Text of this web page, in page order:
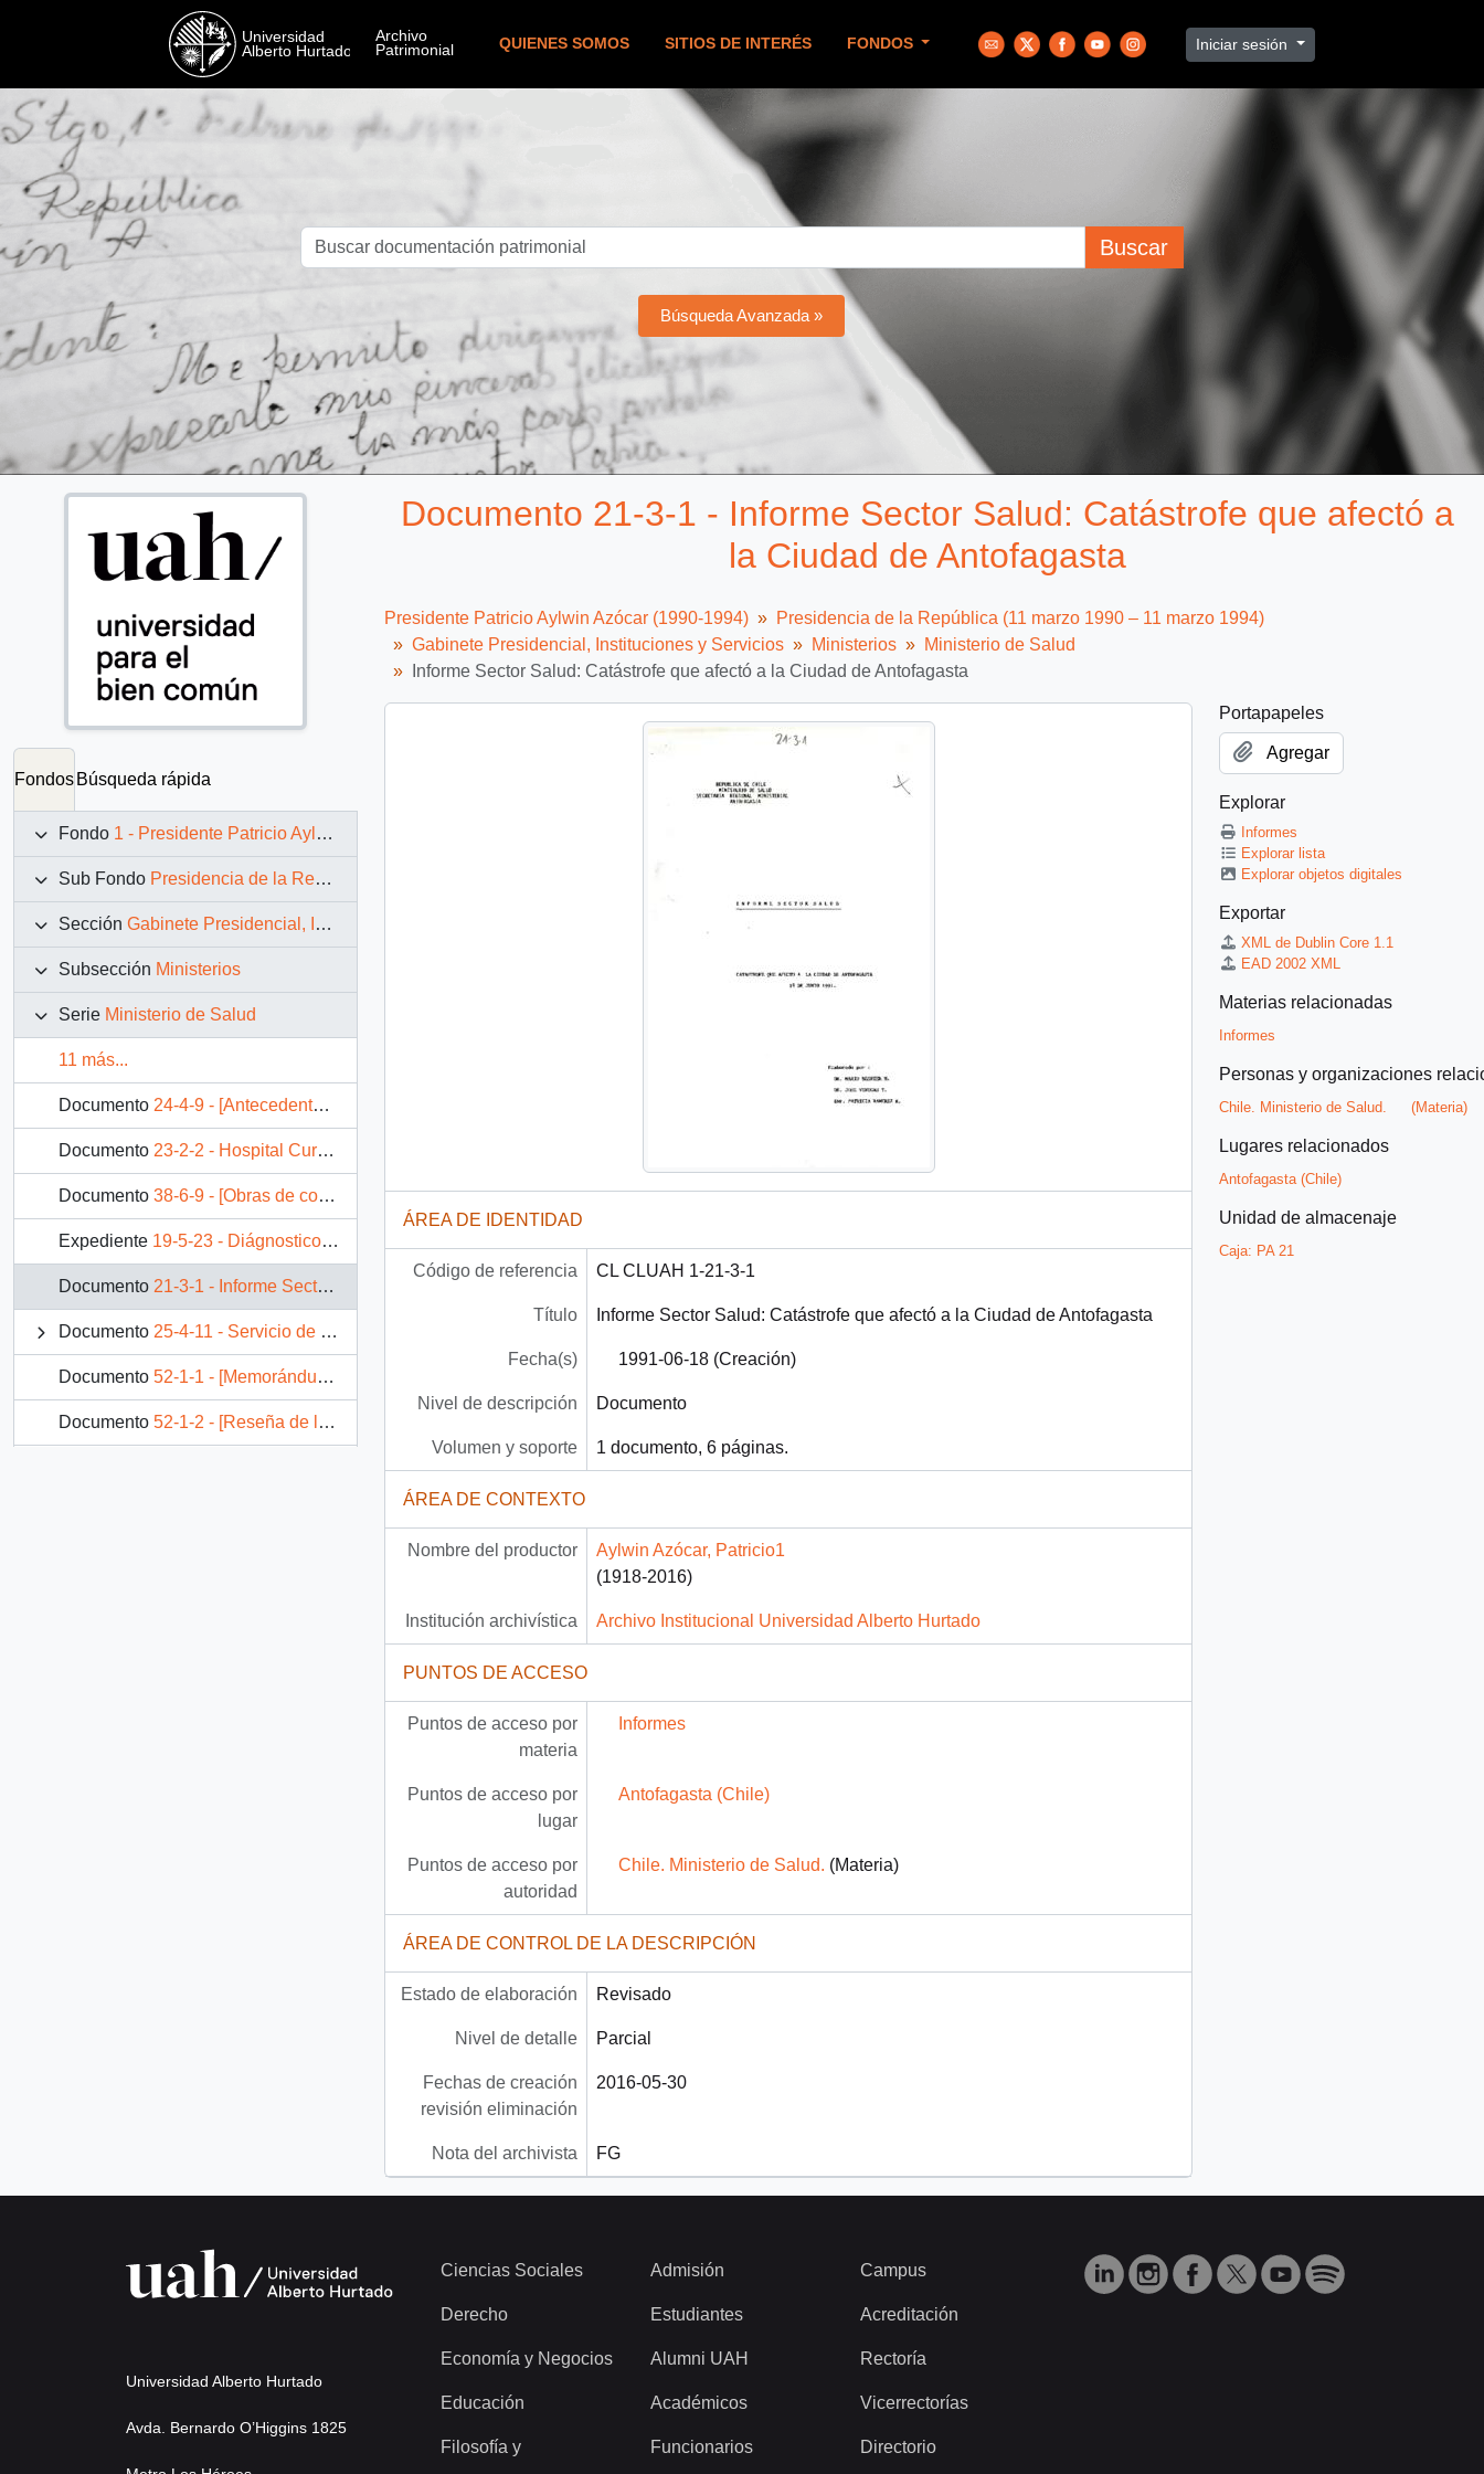
QUIENES SOMOS SITIOS DE INTERÉS FONDOS Iniciar sesión
Buscar
Búsqueda Avanzada »
Fondos Búsqueda rápida
Fondo 1 - Presidente Patricio Aylwin Azócar (1990-1994)
Sub Fondo Presidencia de la República (11 marzo 1990 – 11 marzo 1994)
Sección Gabinete Presidencial, Instituciones y Servicios
Subsección Ministerios
Serie Ministerio de Salud
11 más...
Documento 24-4-9 - [Antecedentes del Hospital Herminda Martín de Chillán]
Documento 23-2-2 - Hospital Curanilahue
Documento 38-6-9 - [Obras de construcción para ser inauguradas en 1993]
Expediente 19-5-23 - Diágnostico del Sector Salud II Región
Documento 21-3-1 - Informe Sector Salud: Catástrofe que afectó a la Ciudad de Antofagasta
Documento 25-4-11 - Servicio de Salud de Viña del Mar-Quillota
Documento 52-1-1 - [Memorándum de campaña publicitaria del Ministerio de Salud sobre el consumo de Tabaco]
Documento 52-1-2 - [Reseña de la Gestión Realizada ante el Ministerio de Salud para la Constitución de Referencia Nacional del Hospital Clínico JJ Aguirre]
Documento 21-3-1 - Informe Sector Salud: Catástrofe que afectó a
la Ciudad de Antofagasta
Presidente Patricio Aylwin Azócar (1990-1994)
Presidencia de la República (11 marzo 1990 – 11 marzo 1994)
Gabinete Presidencial, Instituciones y Servicios
Ministerios
Ministerio de Salud
Informe Sector Salud: Catástrofe que afectó a la Ciudad de Antofagasta
ÁREA DE IDENTIDAD
Código de referencia CL CLUAH 1-21-3-1
Título Informe Sector Salud: Catástrofe que afectó a la Ciudad de Antofagasta
Fecha(s) 1991-06-18 (Creación)
Nivel de descripción Documento
Volumen y soporte 1 documento, 6 páginas.
ÁREA DE CONTEXTO
Nombre del productor
Aylwin Azócar, Patricio1
(1918-2016)
Institución archivística Archivo Institucional Universidad Alberto Hurtado
PUNTOS DE ACCESO
Puntos de acceso por
materia
Informes
Puntos de acceso por
lugar
Antofagasta (Chile)
Puntos de acceso por
autoridad
Chile. Ministerio de Salud. (Materia)
ÁREA DE CONTROL DE LA DESCRIPCIÓN
Estado de elaboración Revisado
Nivel de detalle Parcial
Fechas de creación
revisión eliminación
2016-05-30
Nota del archivista FG
Portapapeles
Agregar
Explorar
Informes
Explorar lista
Explorar objetos digitales
Exportar
XML de Dublin Core 1.1
EAD 2002 XML
Materias relacionadas
Informes
Personas y organizaciones
Chile. Ministerio de Salud. (Materia)
Lugares relacionados
Antofagasta (Chile)
Unidad de almacenaje
Caja: PA 21
Universidad Alberto Hurtado
Avda. Bernardo O’Higgins 1825
Ciencias Sociales
Derecho
Economía y Negocios
Educación
Filosofía y
Admisión
Estudiantes
Alumni UAH
Académicos
Funcionarios
Campus
Acreditación
Rectoría
Vicerrectorías
Directorio